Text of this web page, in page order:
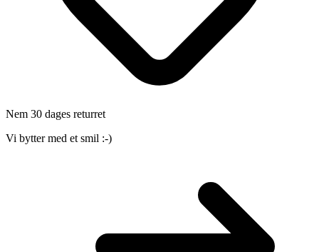
Nem 30 dages returret
Vi bytter med et smil :-)